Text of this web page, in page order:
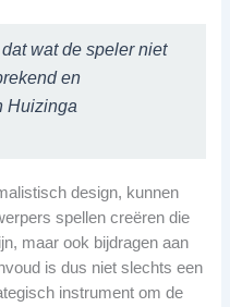
wat de speler niet
en
Huizinga
design, kunnen
spellen creëren die
maar ook bijdragen aan
is dus niet slechts een
instrument om de